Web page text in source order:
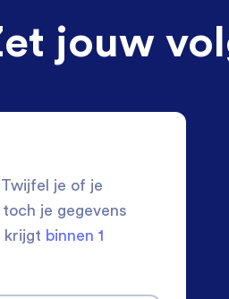
jouw
je of je
je gegevens
krijgt binnen 1